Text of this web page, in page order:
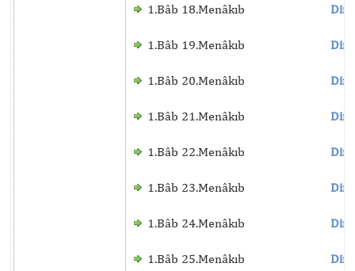
1.Bâb 18.Menâkıb
1.Bâb 19.Menâkıb
1.Bâb 20.Menâkıb
1.Bâb 21.Menâkıb
1.Bâb 22.Menâkıb
1.Bâb 23.Menâkıb
1.Bâb 24.Menâkıb
1.Bâb 25.Menâkıb